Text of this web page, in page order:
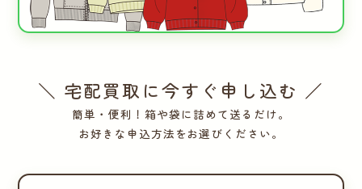
＼ 宅配買取に今すぐ申し込む ／
簡単・便利！箱や袋に詰めて送るだけ。
お好きな申込方法をお選びください。